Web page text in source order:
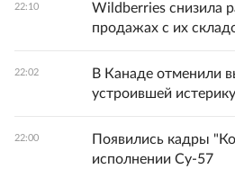
22:10
Wildberries снизила
продажах с их
22:02
В Канаде отменили
устроившей
22:00
Появились кадры
исполнении Су-57